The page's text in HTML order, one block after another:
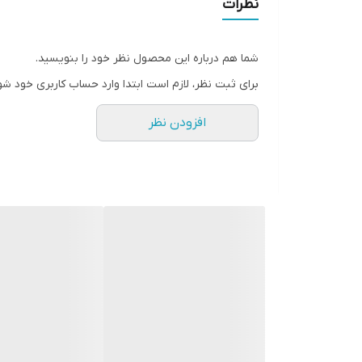
نظرات
شما هم درباره این محصول نظر خود را بنویسید.
برای ثبت نظر، لازم است ابتدا وارد حساب کاربری خود
افزودن نظر